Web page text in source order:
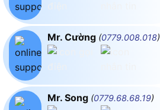
Mr. Cường (0779.008.018)
Mr. Song (0779.68.68.19)